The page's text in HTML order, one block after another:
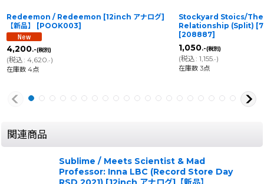
Redeemon / Redeemon [12inch アナログ]
【新品】
[POOK003]
4,200.-(税別)
(税込: 4,620 .-)
在庫数 4点
Stockyard Stoics/
Relationship (Split)
[208887]
1,050.-(税別)
(税込: 1,155.-)
在庫数 3点
関連商品
Sublime / Meets Scientist & Mad
Professor: Inna LBC (Record Store Day